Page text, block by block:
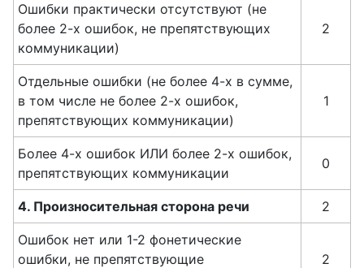
Ошибки практически отсутствуют (не
более 2-х ошибок, не препятствующих
коммуникации)
2
Отдельные ошибки (не более 4-х в сумме,
в том числе не более 2-х ошибок,
препятствующих коммуникации)
1
Более 4-х ошибок ИЛИ более 2-х ошибок,
препятствующих коммуникации
0
4. Произносительная сторона речи 2
Ошибок нет или 1-2 фонетические
ошибки, не препятствующие
2